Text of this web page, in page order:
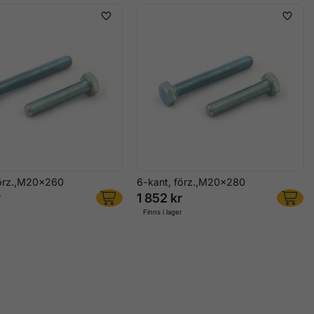
6-kant, förz.,M20x280
1 852 kr
Finns i lager